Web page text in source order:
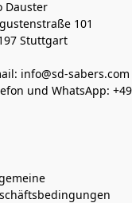
Dauster
101
Stuttgart
info@sd-sabers.com
und WhatsApp: